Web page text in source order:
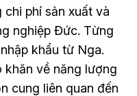
phí sản xuất và
nghiệp Đức. Từng
khẩu từ Nga.
khăn về năng lượng
cung liên quan đến